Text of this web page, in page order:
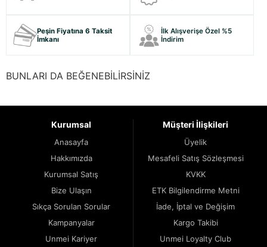
Peşin Fiyatına 6 Taksit
İmkanı
İlk Alışverişe Özel %5
İndirim
BUNLARI DA BEĞENEBİLİRSİNİZ
Kurumsal
Anasayfa
Hakkımızda
Kurumsal Satış
Bize Ulaşın
Sıkça Sorulan Sorular
Kampanyalar
Unmei Kariyer
Müşteri İlişkileri
Üyelik
Mesafeli Satış Sözleşmesi
KVKK
ETK Bilgilendirme Metni
İade, İptal ve Değişim
Kargo Takibi
Unmei Loyalty Club